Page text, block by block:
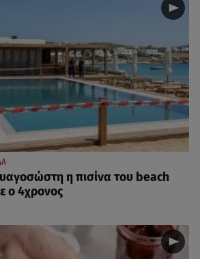
η πισίνα του beach
ο 4χρονος